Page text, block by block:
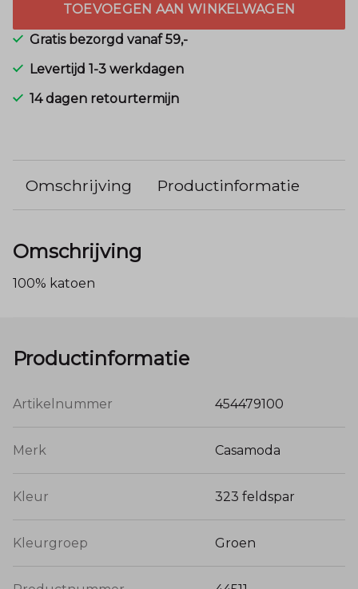
TOEVOEGEN AAN WINKELWAGEN
Gratis bezorgd vanaf 59,-
Levertijd 1-3 werkdagen
14 dagen retourtermijn
Omschrijving Productinformatie
Omschrijving
100% katoen
Productinformatie
Artikelnummer 454479100
Merk Casamoda
Kleur 323 feldspar
Kleurgroep Groen